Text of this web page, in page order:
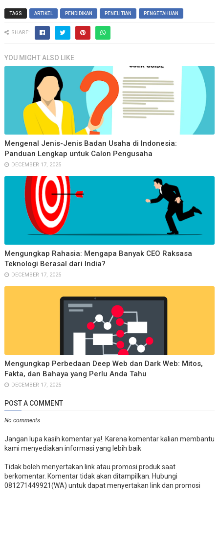
TAGS ARTIKEL PENDIDIKAN PENELITIAN PENGETAHUAN
SHARE:
YOU MIGHT ALSO LIKE
Mengenal Jenis-Jenis Badan Usaha di Indonesia:
Panduan Lengkap untuk Calon Pengusaha
DECEMBER 17, 2025
Mengungkap Rahasia: Mengapa Banyak CEO Raksasa
Teknologi Berasal dari India?
DECEMBER 17, 2025
Mengungkap Perbedaan Deep Web dan Dark Web: Mitos,
Fakta, dan Bahaya yang Perlu Anda Tahu
DECEMBER 17, 2025
POST A COMMENT
No comments
Jangan lupa kasih komentar ya!. Karena komentar kalian membantu
kami menyediakan informasi yang lebih baik
Tidak boleh menyertakan link atau promosi produk saat
berkomentar. Komentar tidak akan ditampilkan. Hubungi
081271449921(WA) untuk dapat menyertakan link dan promosi